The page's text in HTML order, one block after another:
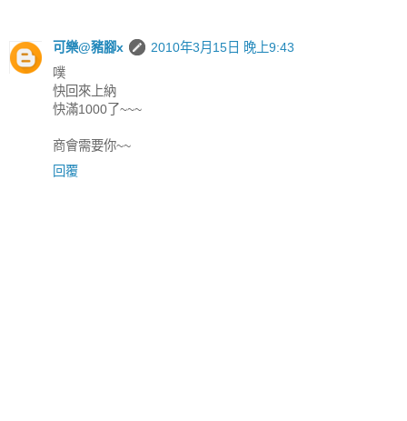
可樂@豬腳x
2010年3月15日 晚上9:43
噗
快回來上納
快滿1000了~~~
商會需要你~~
回覆